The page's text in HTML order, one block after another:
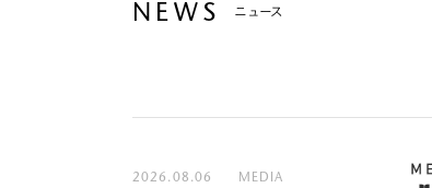
NEWS ニュース
2026.08.06 MEDIA